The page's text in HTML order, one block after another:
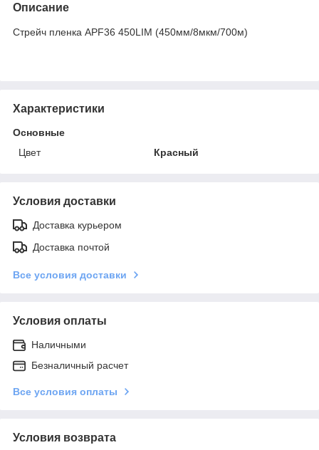
Описание
Стрейч пленка APF36 450LIM (450мм/8мкм/700м)
Характеристики
Основные
Цвет
Красный
Условия доставки
Доставка курьером
Доставка почтой
Все условия доставки
Условия оплаты
Наличными
Безналичный расчет
Все условия оплаты
Условия возврата